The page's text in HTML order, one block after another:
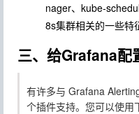
nager、kube-
8s集群相关的一些特
三、给Grafana
有许多与 Grafana
个插件支持。您可以使用